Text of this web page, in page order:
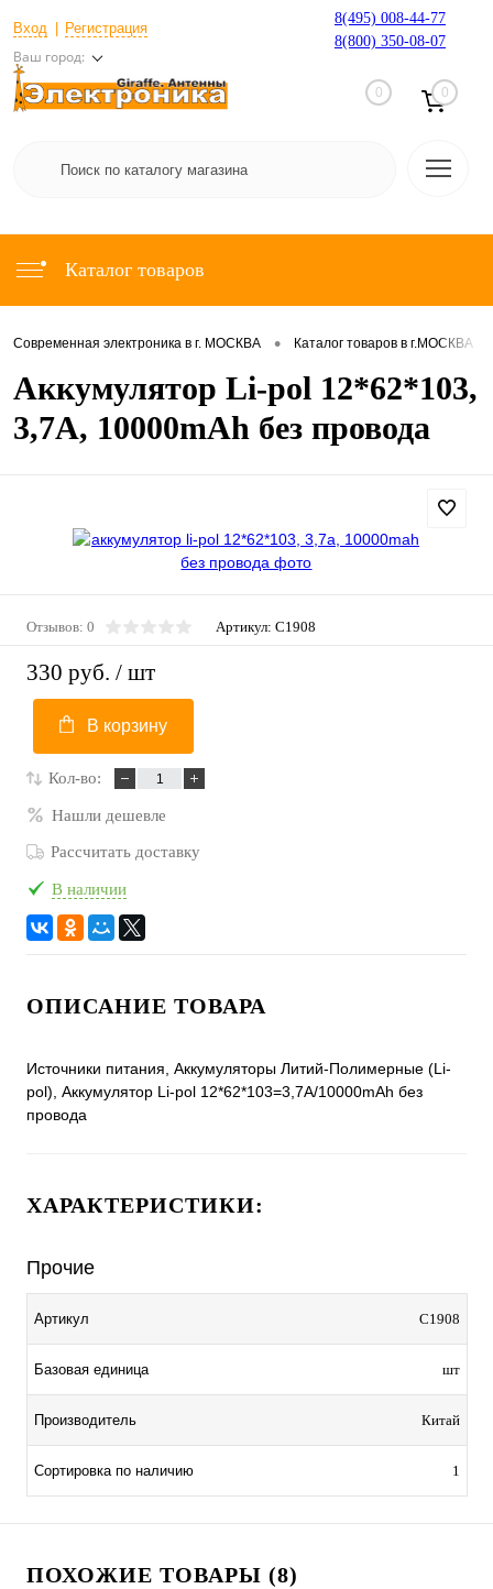
Вход Регистрация
Ваш город:
8(495) 008-44-77
8(800) 350-08-07
0 0
Каталог товаров
Современная электроника в г. МОСКВА • Каталог товаров в г.МОСКВА
Аккумулятор Li-pol 12*62*103,
3,7A, 10000mAh без провода
Отзывов: 0 Артикул: C1908
330 руб. / шт
В корзину
Кол-во:
Нашли дешевле
Рассчитать доставку
В наличии
ОПИСАНИЕ ТОВАРА
Источники питания, Аккумуляторы Литий-Полимерные (Li-
pol), Аккумулятор Li-pol 12*62*103=3,7A/10000mAh без
провода
ХАРАКТЕРИСТИКИ:
Прочие
Артикул C1908
Базовая единица шт
Производитель Китай
Сортировка по наличию 1
ПОХОЖИЕ ТОВАРЫ (8)